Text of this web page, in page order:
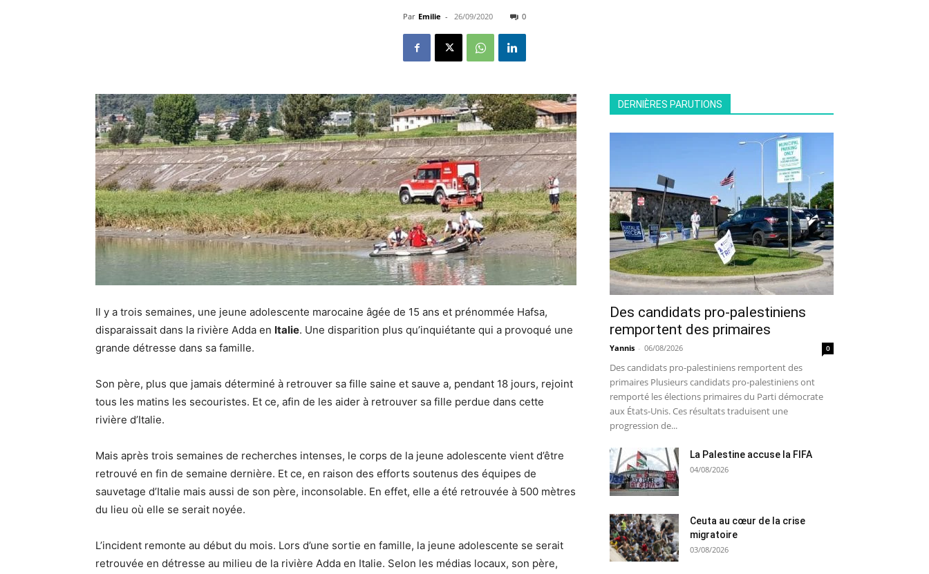
Par Emilie - 26/09/2020 0
Il y a trois semaines, une jeune adolescente marocaine âgée de 15 ans et prénommée Hafsa,
disparaissait dans la rivière Adda en Italie. Une disparition plus qu’inquiétante qui a provoqué une
grande détresse dans sa famille.
Son père, plus que jamais déterminé à retrouver sa fille saine et sauve a, pendant 18 jours, rejoint
tous les matins les secouristes. Et ce, afin de les aider à retrouver sa fille perdue dans cette
rivière d’Italie.
Mais après trois semaines de recherches intenses, le corps de la jeune adolescente vient d’être
retrouvé en fin de semaine dernière. Et ce, en raison des efforts soutenus des équipes de
sauvetage d’Italie mais aussi de son père, inconsolable. En effet, elle a été retrouvée à 500 mètres
du lieu où elle se serait noyée.
L’incident remonte au début du mois. Lors d’une sortie en famille, la jeune adolescente se serait
retrouvée en détresse au milieu de la rivière Adda en Italie. Selon les médias locaux, son père,
DERNIÈRES PARUTIONS
Des candidats pro-palestiniens
remportent des primaires
Yannis - 06/08/2026 0
Des candidats pro-palestiniens remportent des
primaires Plusieurs candidats pro-palestiniens ont
remporté les élections primaires du Parti démocrate
aux États-Unis. Ces résultats traduisent une
progression de...
La Palestine accuse la FIFA
04/08/2026
Ceuta au cœur de la crise
migratoire
03/08/2026